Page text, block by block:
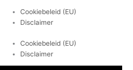
Cookiebeleid (EU)
Disclaimer
Cookiebeleid (EU)
Disclaimer